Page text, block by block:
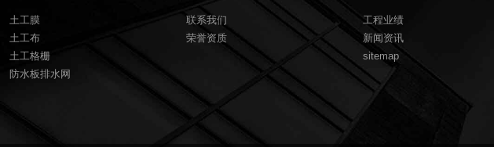
土工膜
土工布
土工格栅
防水板排水网
联系我们
荣誉资质
工程业绩
新闻资讯
sitemap